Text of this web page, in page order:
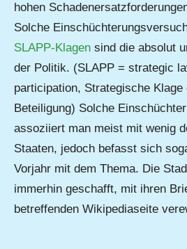
hohen
Solche
SLAPP-Klagen sind die absolut
der Politik. (SLAPP = strategic
participation, Strategische Klage
Beteiligung) Solche
assoziiert man meist mit wenig
Staaten, jedoch befasst sich
Vorjahr mit dem Thema. Die
immerhin geschafft, mit ihren
betreffenden Wikipediaseite